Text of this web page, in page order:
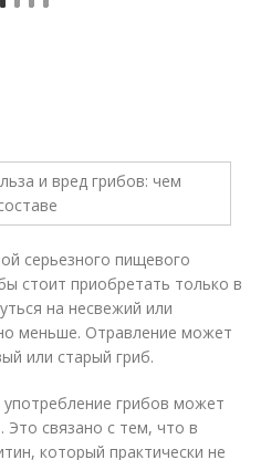
серьезного пищевого
стоит приобретать только в
на несвежий или
меньше. Отравление может
или старый гриб.
грибов может
связано с тем, что в
который практически не